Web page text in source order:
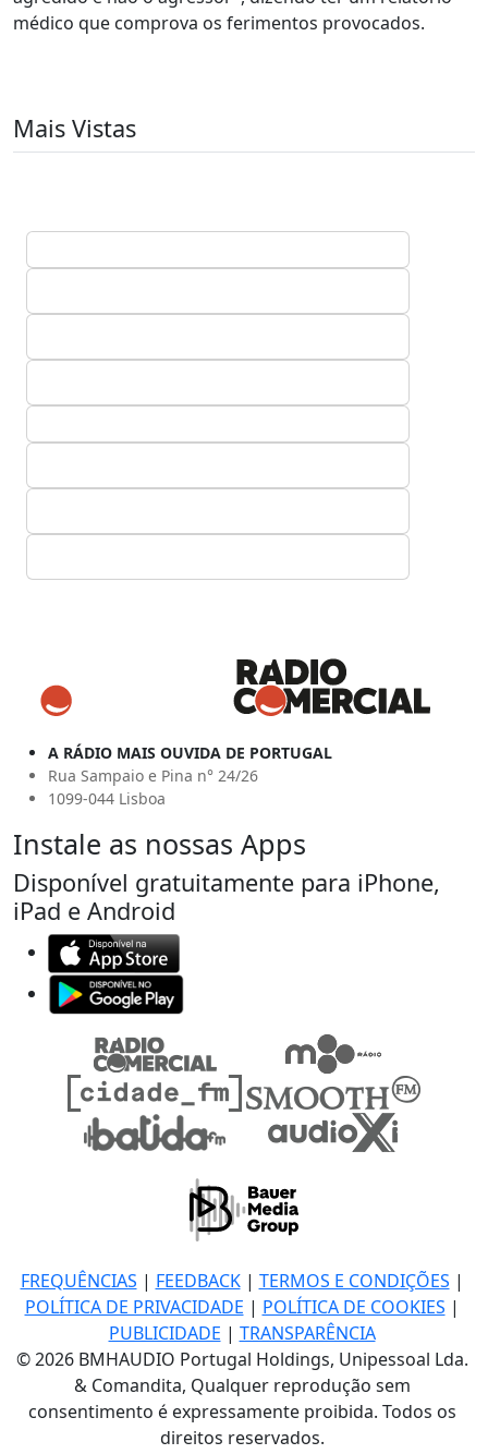
médico que comprova os ferimentos provocados.
Mais Vistas
A RÁDIO MAIS OUVIDA DE PORTUGAL
Rua Sampaio e Pina n° 24/26
1099-044 Lisboa
Instale as nossas Apps
Disponível gratuitamente para iPhone,
iPad e Android
FREQUÊNCIAS | FEEDBACK| TERMOS E CONDIÇÕES |
POLÍTICA DE PRIVACIDADE | POLÍTICA DE COOKIES |
PUBLICIDADE | TRANSPARÊNCIA
© 2026 BMHAUDIO Portugal Holdings, Unipessoal Lda.
& Comandita, Qualquer reprodução sem
consentimento é expressamente proibida. Todos os
direitos reservados.